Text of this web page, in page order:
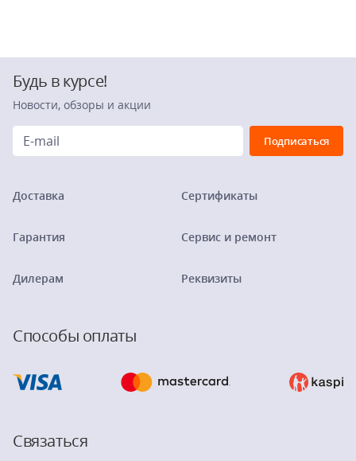
Будь в курсе!
Новости, обзоры и акции
Доставка
Гарантия
Дилерам
Сертификаты
Сервис и ремонт
Реквизиты
Способы оплаты
Связаться